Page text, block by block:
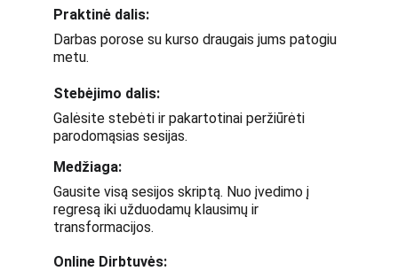
Praktinė dalis:
Darbas porose su kurso draugais jums patogiu
metu.
Stebėjimo dalis:
Galėsite stebėti ir pakartotinai peržiūrėti
parodomąsias sesijas.
Medžiaga:
Gausite visą sesijos skriptą. Nuo įvedimo į
regresą iki užduodamų klausimų ir
transformacijos.
Online Dirbtuvės: